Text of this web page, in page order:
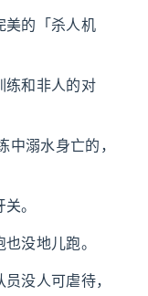
美的「杀人机
练和非人的对
溺水身亡的，
。
没地儿跑。
没人可虐待，